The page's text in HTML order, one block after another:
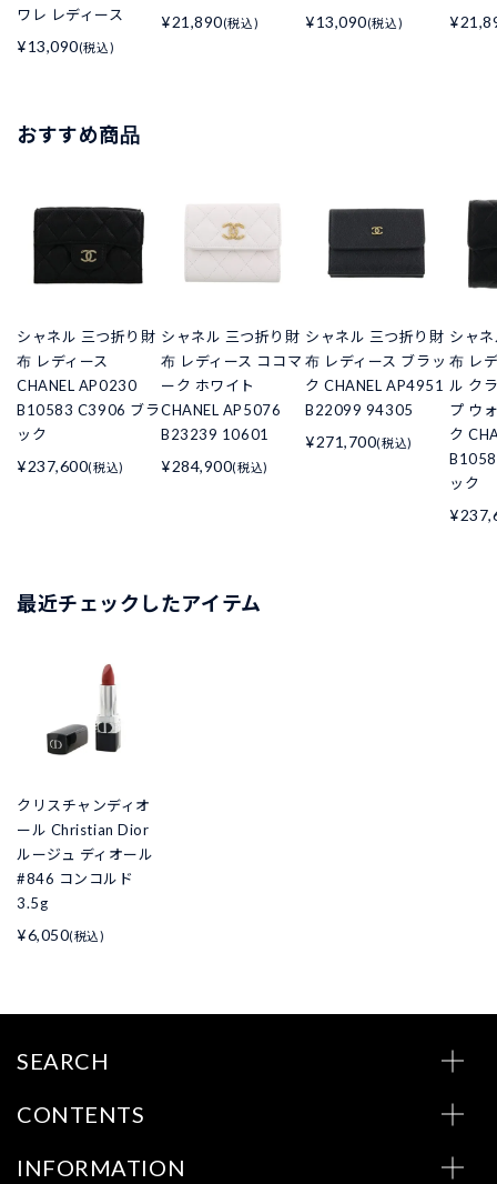
ワレ レディース
¥13,090(税込)
¥21,890(税込) ¥13,090(税込)
おすすめ商品
シャネル 三つ折り財
布 レディース
CHANEL AP0230
B10583 C3906 ブラ
ック
¥237,600(税込)
シャネル 三つ折り財
布 レディース ココマ
ーク ホワイト
CHANEL AP5076
B23239 10601
¥284,900(税込)
シャネル 三つ折り財
布 レディース ブラッ
ク CHANEL AP4951
B22099 94305
¥271,700(税込)
シャ
布 レ
ル ク
プ ウ
ク
ック
最近チェックしたアイテム
クリスチャンディオ
ール Christian Dior
ルージュ ディオール
#846 コンコルド
3.5g
¥6,050(税込)
SEARCH
CONTENTS
INFORMATION